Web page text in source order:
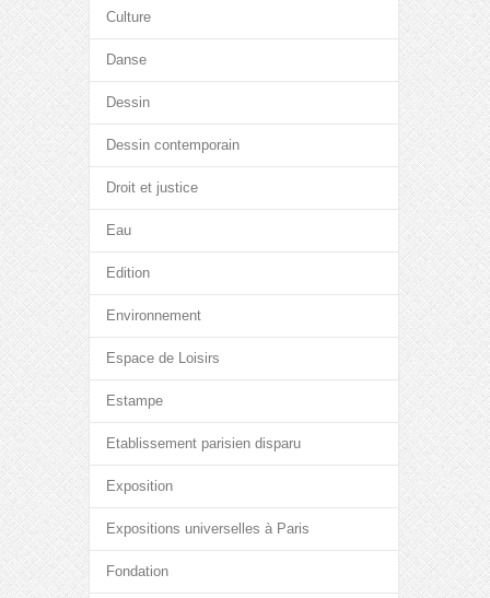
Culture
Danse
Dessin
Dessin contemporain
Droit et justice
Eau
Edition
Environnement
Espace de Loisirs
Estampe
Etablissement parisien disparu
Exposition
Expositions universelles à Paris
Fondation